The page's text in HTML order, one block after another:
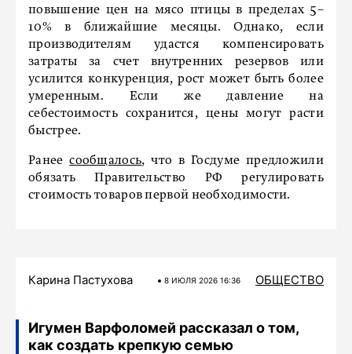
повышение цен на мясо птицы в пределах 5–
10% в ближайшие месяцы. Однако, если
производителям удастся компенсировать
затраты за счет внутренних резервов или
усилится конкуренция, рост может быть более
умеренным. Если же давление на
себестоимость сохранится, цены могут расти
быстрее.
Ранеесообщалось, что в Госдуме предложили
обязать Правительство РФ регулировать
стоимость товаров первой необходимости.
Карина Пастухова 8 ИЮЛЯ 2026 16:36 ОБЩЕСТВО
Игумен Варфоломей рассказал о том,
как создать крепкую семью